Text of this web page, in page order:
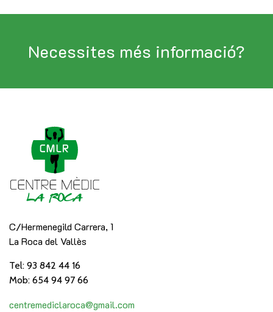
Necessites més informació?
C/Hermenegild Carrera, 1
La Roca del Vallès
Tel: 93 842 44 16
Mob: 654 94 97 66
centremediclaroca@gmail.com